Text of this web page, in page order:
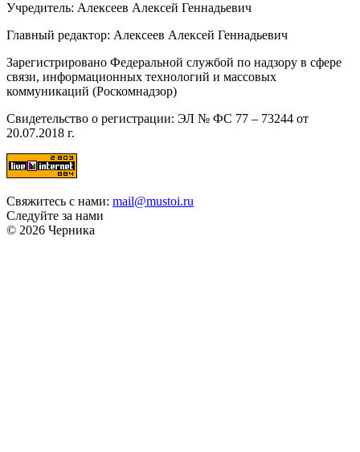
Учредитель: Алексеев Алексей Геннадьевич
Главный редактор: Алексеев Алексей Геннадьевич
Зарегистрировано Федеральной службой по надзору в сфере
связи, информационных технологий и массовых
коммуникаций (Роскомнадзор)
Свидетельство о регистрации: ЭЛ № ФС 77 – 73244 от
20.07.2018 г.
Свяжитесь с нами: mail@mustoi.ru
Следуйте за нами
© 2026 Черника